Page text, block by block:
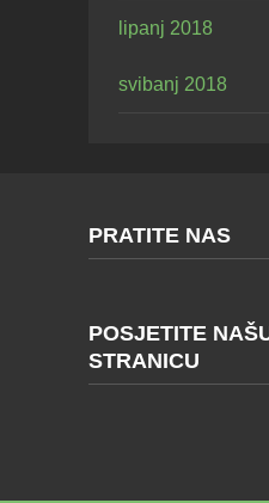
lipanj 2018
svibanj 2018
PRATITE NAS
POSJETITE
STRANICU